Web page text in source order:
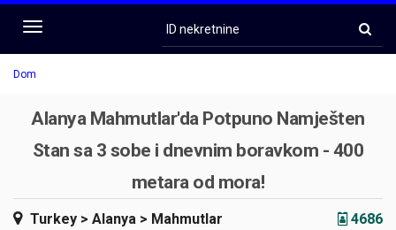
Toggle
navigation
nekretnine
Dom
Alanya Mahmutlar'da Potpuno Namješten
Stan sa 3 sobe i dnevnim boravkom - 400
metara od mora!
Turkey > Alanya > Mahmutlar 4686